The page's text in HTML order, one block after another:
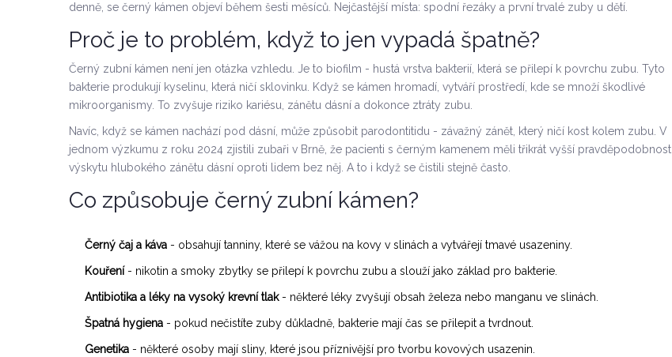
denně, se černý kámen objeví během šesti měsíců. Nejčastější místa: spodní řezáky a první trvalé zuby u dětí.
Proč je to problém, když to jen vypadá špatně?
Černý zubní kámen není jen otázka vzhledu. Je to biofilm - hustá vrstva bakterií, která se přilepí k povrchu zubu. Tyto
bakterie produkují kyselinu, která ničí sklovinku. Když se kámen hromadí, vytváří prostředí, kde se množí škodlivé
mikroorganismy. To zvyšuje riziko kariésu, zánětu dásní a dokonce ztráty zubu.
Navíc, když se kámen nachází pod dásní, může způsobit parodontitidu - závažný zánět, který ničí kost kolem zubu. V
jednom výzkumu z roku 2024 zjistili zubaři v Brně, že pacienti s černým kamenem měli třikrát vyšší pravděpodobnost
výskytu hlubokého zánětu dásní oproti lidem bez něj. A to i když se čistili stejně často.
Co způsobuje černý zubní kámen?
Černý čaj a káva - obsahují tanniny, které se vážou na kovy v slinách a vytvářejí tmavé usazeniny.
Kouření- nikotin a smoky zbytky se přilepí k povrchu zubu a slouží jako základ pro bakterie.
Antibiotika a léky na vysoký krevní tlak- některé léky zvyšují obsah železa nebo manganu ve slinách.
Špatná hygiena - pokud nečistíte zuby důkladně, bakterie mají čas se přilepit a tvrdnout.
Genetika - některé osoby mají sliny, které jsou příznivější pro tvorbu kovových usazenin.